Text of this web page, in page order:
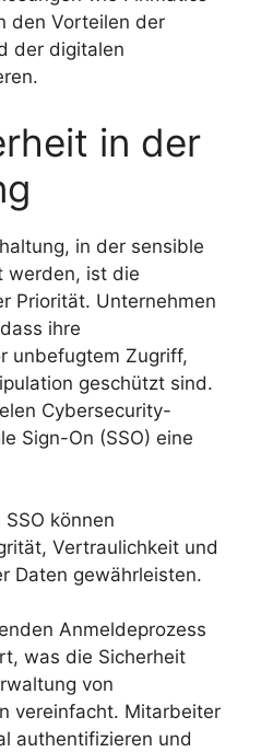
den Vorteilen der
der digitalen
in der
in der sensible
werden, ist die
Priorität. Unternehmen
ihre
unbefugtem Zugriff,
geschützt sind.
Cybersecurity-
Sign-On (SSO) eine
können
Vertraulichkeit und
Daten gewährleisten.
Anmeldeprozess
was die Sicherheit
von
vereinfacht. Mitarbeiter
authentifizieren und